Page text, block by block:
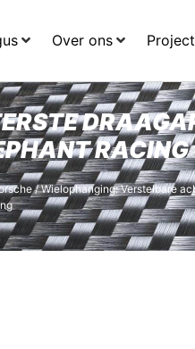
Over ons
RACING
/ Wielophanging: Verstelbare